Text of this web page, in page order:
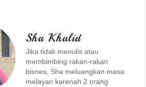
Sha Khalid
Jika tidak menulis atau
membimbing rakan-rakan
bisnes, Sha meluangkan masa
melayan karenah 2 orang